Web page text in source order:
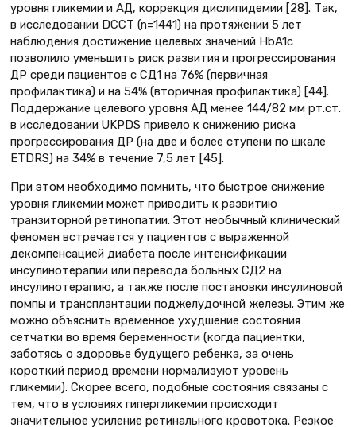
уровня гликемии и АД, коррекция дислипидемии [28]. Так,
в исследовании DCCT (n=1441) на протяжении 5 лет
наблюдения достижение целевых значений HbA1c
позволило уменьшить риск развития и прогрессирования
ДР среди пациентов с СД1 на 76% (первичная
профилактика) и на 54% (вторичная профилактика) [44].
Поддержание целевого уровня АД менее 144/82 мм рт.ст.
в исследовании UKPDS привело к снижению риска
прогрессирования ДР (на две и более ступени по шкале
ETDRS) на 34% в течение 7,5 лет [45].
При этом необходимо помнить, что быстрое снижение
уровня гликемии может приводить к развитию
транзиторной ретинопатии. Этот необычный клинический
феномен встречается у пациентов с выраженной
декомпенсацией диабета после интенсификации
инсулинотерапии или перевода больных СД2 на
инсулинотерапию, а также после постановки инсулиновой
помпы и трансплантации поджелудочной железы. Этим же
можно объяснить временное ухудшение состояния
сетчатки во время беременности (когда пациентки,
заботясь о здоровье будущего ребенка, за очень
короткий период времени нормализуют уровень
гликемии). Скорее всего, подобные состояния связаны с
тем, что в условиях гипергликемии происходит
значительное усиление ретинального кровотока. Резкое